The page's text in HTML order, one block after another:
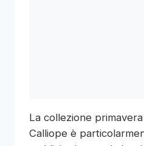
La collezione
Calliope è